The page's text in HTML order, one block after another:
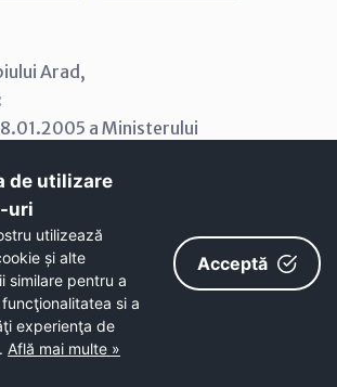
Arad,
a Ministerului
Arad S.A nr. 1902/09.02.2005
Municipiului Arad sub nr.
privind strategia energetică a
art. 46 din Legea nr. 215/2001,
locale şi ale art. 37 din
organizare şi funcţionare a Consiliului
de utilizare
uri‎
utilizează
și alte
similare pentru a
si a
experienţa de
Află mai multe »
Acceptă